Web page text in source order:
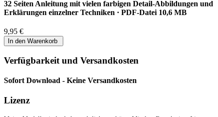
32 Seiten Anleitung mit vielen farbigen Detail-Abbildungen und
Erklärungen einzelner Techniken · PDF-Datei 10,6 MB
9,95 €
Verfügbarkeit und Versandkosten
Sofort Download - Keine Versandkosten
Lizenz